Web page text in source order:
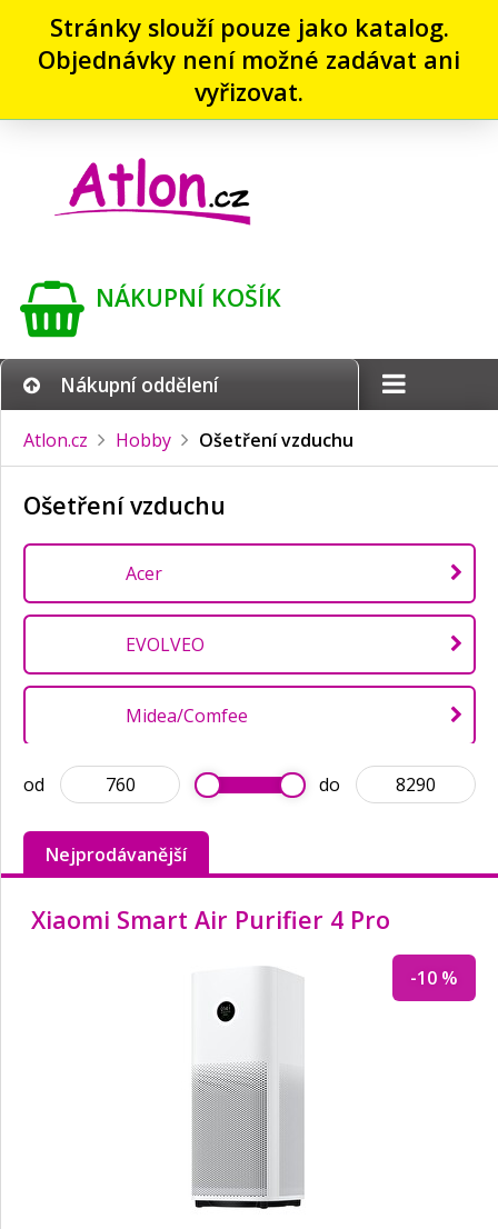
Stránky slouží pouze jako katalog.
Objednávky není možné zadávat ani
vyřizovat.
NÁKUPNÍ KOŠÍK
Nákupní oddělení
Atlon.cz Hobby Ošetření vzduchu
Ošetření vzduchu
Acer
EVOLVEO
Midea/Comfee
Nedis
OEM
Platinet
od do
Nejprodávanější
Xiaomi Smart Air Purifier 4 Pro
-10 %